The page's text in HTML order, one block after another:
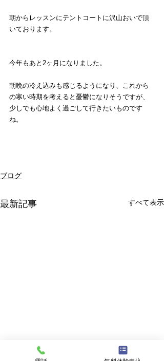
朝からレッスンにテントコートに沢山おいで頂
いております。
今年もあと2ヶ月になりました。
朝晩の冷え込みも感じるようになり、これから
の寒い時期を考えると憂鬱になりそうですが、
少しでも心地よく過ごして行きたいものです
ね。
ブログ
最新記事 すべて表示